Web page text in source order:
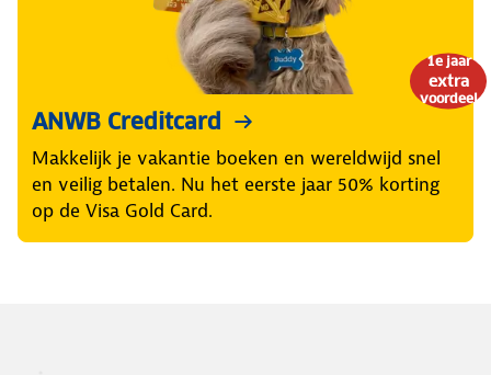
1e jaar
extra
voordeel
ANWB Creditcard
Makkelijk je vakantie boeken en wereldwijd snel
en veilig betalen. Nu het eerste jaar 50% korting
op de Visa Gold Card.